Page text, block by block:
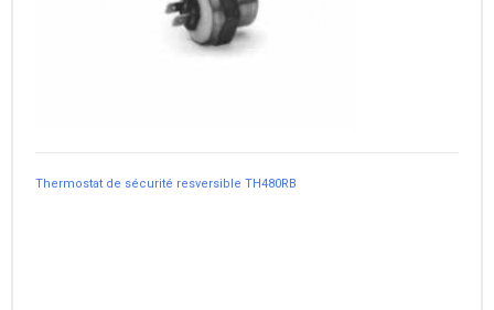
Thermostat de sécurité resversible TH480RB